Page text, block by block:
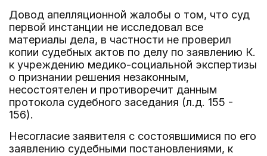
Довод апелляционной жалобы о том, что суд
первой инстанции не исследовал все
материалы дела, в частности не проверил
копии судебных актов по делу по заявлению К.
к учреждению медико-социальной экспертизы
о признании решения незаконным,
несостоятелен и противоречит данным
протокола судебного заседания (л.д. 155 -
156).
Несогласие заявителя с состоявшимися по его
заявлению судебными постановлениями, к